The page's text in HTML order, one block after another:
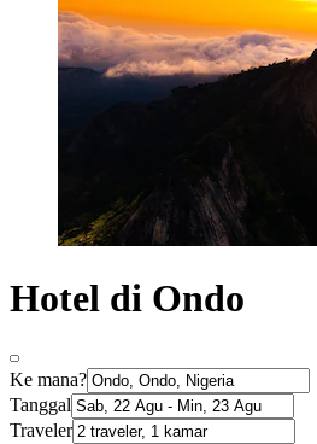
Hotel di Ondo
Ke mana?
Tanggal
Traveler